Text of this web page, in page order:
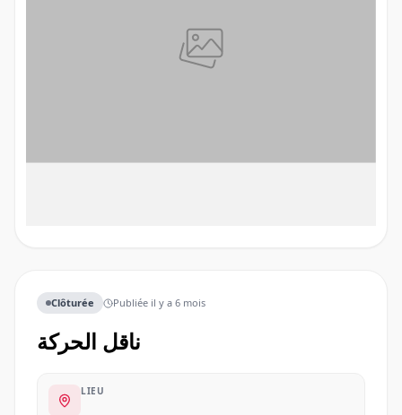
Clôturée Publiée il y a 6 mois
ناقل الحركة
LIEU